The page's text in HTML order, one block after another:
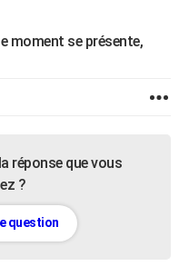
moment se présente,
réponse que vous
?
question